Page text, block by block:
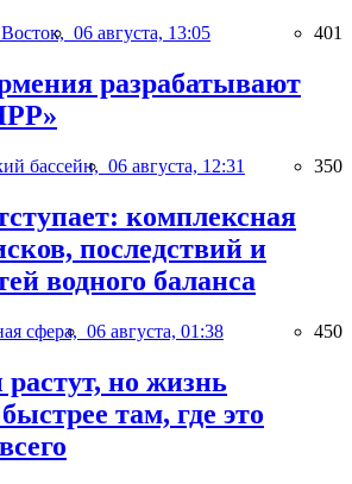
06 августа, 13:05 401
разрабатывают
бассейн, 06 августа, 12:31 350
комплексная
последствий и
водного баланса
сфера, 06 августа, 01:38 450
но жизнь
там, где это